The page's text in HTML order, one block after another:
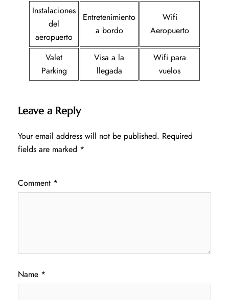
Instalaciones
del
aeropuerto
Entretenimiento
a bordo
Wifi
Aeropuerto
Valet
Parking
Visa a la
llegada
Wifi para
vuelos
Leave a Reply
Your email address will not be published. Required
fields are marked *
Comment *
Name *